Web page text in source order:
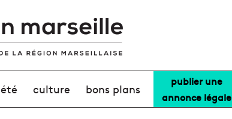
culture bons plans
publier une
annonce légale